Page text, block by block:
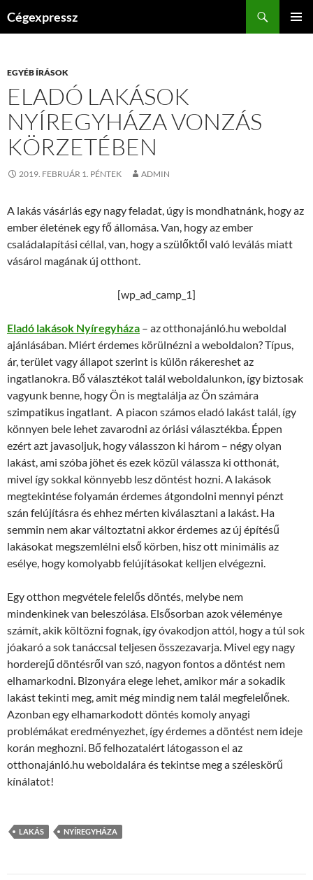
Cégexpressz
EGYÉB ÍRÁSOK
ELADÓ LAKÁSOK
NYÍREGYHÁZA VONZÁS
KÖRZETÉBEN
2019. FEBRUÁR 1. PÉNTEK ADMIN
A lakás vásárlás egy nagy feladat, úgy is mondhatnánk, hogy az
ember életének egy fő állomása. Van, hogy az ember
családalapítási céllal, van, hogy a szülőktől való leválás miatt
vásárol magának új otthont.
[wp_ad_camp_1]
Eladó lakások Nyíregyháza – az otthonajánló.hu weboldal
ajánlásában. Miért érdemes körülnézni a weboldalon? Típus,
ár, terület vagy állapot szerint is külön rákereshet az
ingatlanokra. Bő választékot talál weboldalunkon, így biztosak
vagyunk benne, hogy Ön is megtalálja az Ön számára
szimpatikus ingatlant. A piacon számos eladó lakást talál, így
könnyen bele lehet zavarodni az óriási választékba. Éppen
ezért azt javasoljuk, hogy válasszon ki három – négy olyan
lakást, ami szóba jöhet és ezek közül válassza ki otthonát,
mivel így sokkal könnyebb lesz döntést hozni. A lakások
megtekintése folyamán érdemes átgondolni mennyi pénzt
szán felújításra és ehhez mérten kiválasztani a lakást. Ha
semmin nem akar változtatni akkor érdemes az új építésű
lakásokat megszemlélni első körben, hisz ott minimális az
esélye, hogy komolyabb felújításokat kelljen elvégezni.
Egy otthon megvétele felelős döntés, melybe nem
mindenkinek van beleszólása. Elsősorban azok véleménye
számít, akik költözni fognak, így óvakodjon attól, hogy a túl sok
jóakaró a sok tanáccsal teljesen összezavarja. Mivel egy nagy
horderejű döntésről van szó, nagyon fontos a döntést nem
elhamarkodni. Bizonyára elege lehet, amikor már a sokadik
lakást tekinti meg, amit még mindig nem talál megfelelőnek.
Azonban egy elhamarkodott döntés komoly anyagi
problémákat eredményezhet, így érdemes a döntést nem ideje
korán meghozni. Bő felhozatalért látogasson el az
otthonajánló.hu weboldalára és tekintse meg a széleskörű
kínálatot!
LAKÁS NYÍREGYHÁZA